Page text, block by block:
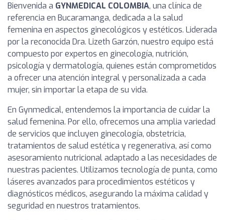
Bienvenida a GYNMEDICAL COLOMBIA, una clínica de
referencia en Bucaramanga, dedicada a la salud
femenina en aspectos ginecológicos y estéticos. Liderada
por la reconocida Dra. Lizeth Garzón, nuestro equipo está
compuesto por expertos en ginecología, nutrición,
psicología y dermatología, quienes están comprometidos
a ofrecer una atención integral y personalizada a cada
mujer, sin importar la etapa de su vida.
En Gynmedical, entendemos la importancia de cuidar la
salud femenina. Por ello, ofrecemos una amplia variedad
de servicios que incluyen ginecología, obstetricia,
tratamientos de salud estética y regenerativa, así como
asesoramiento nutricional adaptado a las necesidades de
nuestras pacientes. Utilizamos tecnología de punta, como
láseres avanzados para procedimientos estéticos y
diagnósticos médicos, asegurando la máxima calidad y
seguridad en nuestros tratamientos.